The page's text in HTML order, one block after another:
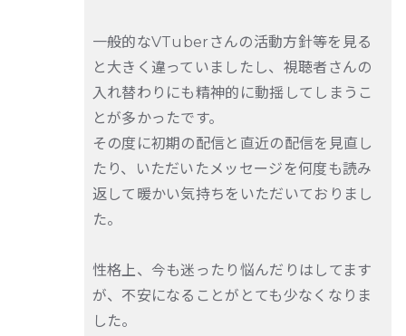
一般的なVTuberさんの活動方針等を見る
と大きく違っていましたし、視聴者さんの
入れ替わりにも精神的に動揺してしまうこ
とが多かったです。
その度に初期の配信と直近の配信を見直し
たり、いただいたメッセージを何度も読み
返して暖かい気持ちをいただいておりまし
た。
性格上、今も迷ったり悩んだりはしてます
が、不安になることがとても少なくなりま
した。